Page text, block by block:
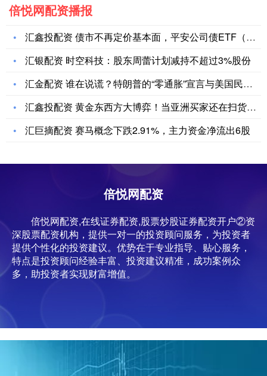
倍悦网配资播报
汇鑫投配资 债市不再定价基本面，平安公司债ETF（51103
汇银配资 时空科技：股东周蕾计划减持不超过3%股份
汇金配资 谁在说谎？特朗普的“零通胀”宣言与美国民众完全脱节
汇鑫投配资 黄金东西方大博弈！当亚洲买家还在扫货时 美国投资
汇巨摘配资 赛马概念下跌2.91%，主力资金净流出6股
倍悦网配资
倍悦网配资,在线证券配资,股票炒股证券配资开户②资
深股票配资机构，提供一对一的投资顾问服务，为投资者
提供个性化的投资建议。优势在于专业指导、贴心服务，
特点是投资顾问经验丰富、投资建议精准，成功案例众
多，助投资者实现财富增值。